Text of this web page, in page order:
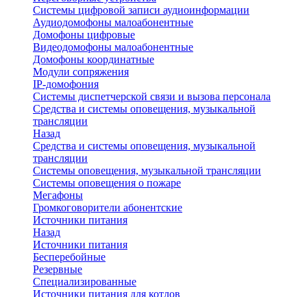
Системы цифровой записи аудиоинформации
Аудиодомофоны малоабонентные
Домофоны цифровые
Видеодомофоны малоабонентные
Домофоны координатные
Модули сопряжения
IP-домофония
Системы диспетчерской связи и вызова персонала
Средства и системы оповещения, музыкальной
трансляции
Назад
Средства и системы оповещения, музыкальной
трансляции
Системы оповещения, музыкальной трансляции
Системы оповещения о пожаре
Мегафоны
Громкоговорители абонентские
Источники питания
Назад
Источники питания
Бесперебойные
Резервные
Специализированные
Источники питания для котлов